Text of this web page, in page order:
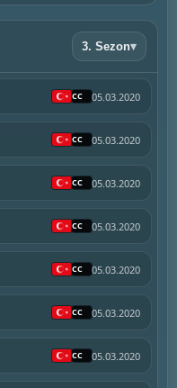
3. Sezon▾
05.03.2020
05.03.2020
05.03.2020
05.03.2020
05.03.2020
05.03.2020
05.03.2020